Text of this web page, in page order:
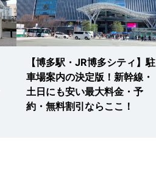
【博多駅・JR博多シティ】駐
車場案内の決定版！新幹線・
土日にも安い最大料金・予
約・無料割引ならここ！